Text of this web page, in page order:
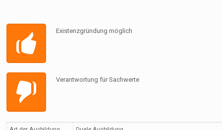
Existenzgründung möglich
Verantwortung für Sachwerte